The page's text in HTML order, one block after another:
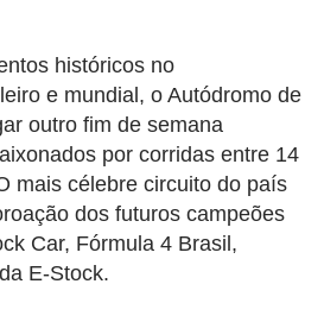
históricos no
e mundial, o Autódromo de
outro fim de semana
por corridas entre 14
mais célebre circuito do país
dos futuros campeões
Car, Fórmula 4 Brasil,
E-Stock.